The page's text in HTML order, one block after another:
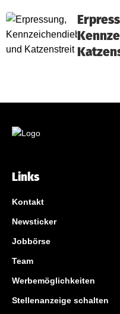
Links
Kontakt
Newsticker
Jobbörse
Team
Werbemöglichkeiten
Stellenanzeige schalten